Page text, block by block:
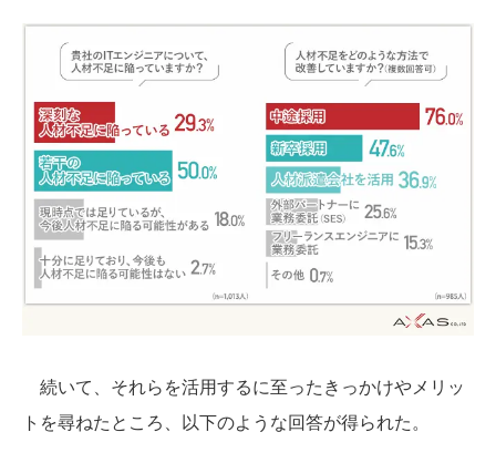
続いて、それらを活用するに至ったきっかけやメリッ
トを尋ねたところ、以下のような回答が得られた。